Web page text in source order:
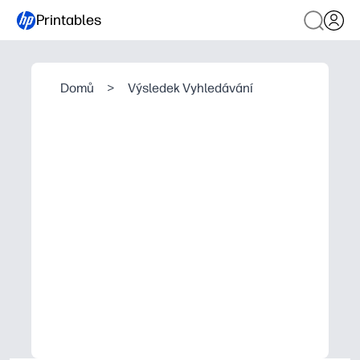
Printables
Domů > Výsledek Vyhledávání